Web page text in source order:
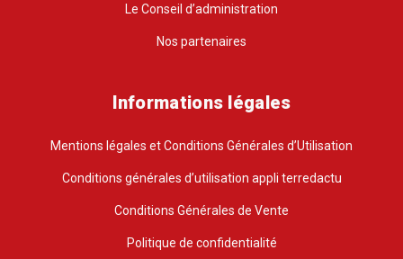
Le Conseil d’administration
Nos partenaires
Informations légales
Mentions légales et Conditions Générales d’Utilisation
Conditions générales d’utilisation appli terredactu
Conditions Générales de Vente
Politique de confidentialité